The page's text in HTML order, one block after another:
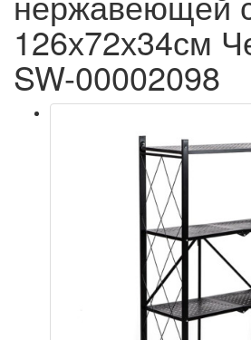
126х72х34см
SW-00002098